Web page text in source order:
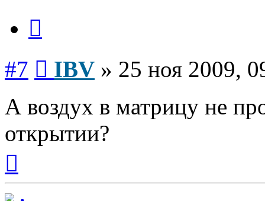
#7 IBV » 25 ноя 2009,
А воздух в матрицу не
открытии?
началу